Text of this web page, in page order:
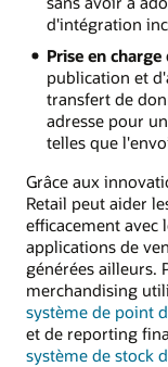
d'intégration
Prise en charge
publication et
transfert de
adresse pour
telles que
Grâce aux
Retail peut aider
efficacement avec
applications de
générées ailleurs.
merchandising
système de point
et de reporting
système de stock